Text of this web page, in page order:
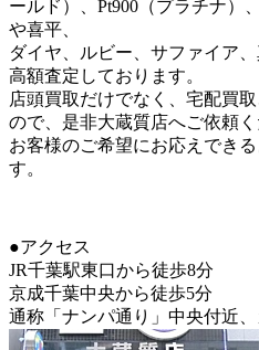
ールド）、Pt900（プラチナ）
や喜平、
ダイヤ、ルビー、サファイア
高額査定しております。
店頭買取だけでなく、宅配買
ので、是非大蔵質店へご依頼く
お客様のご希望にお応えでき
す。
●アクセス
JR千葉駅東口から徒歩8分
京成千葉中央から徒歩5分
通称「ナンパ通り」中央付近、